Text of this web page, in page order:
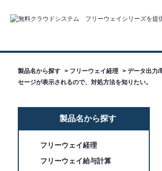
製品名から探す > フリーウェイ経理 > データ出力/
セージが表示されるので、対処方法を知りたい。
製品名から探す
フリーウェイ経理
フリーウェイ給与計算